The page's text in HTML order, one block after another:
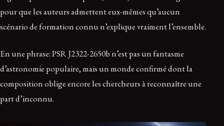
pour que les auteurs admettent eux-mêmes qu’aucun
scénario de formation connu n’explique vraiment l’ensemble.
En une phrase: PSR J2322-2650b n’est pas un fantasme
d’astronomie populaire, mais un monde confirmé dont la
composition oblige encore les chercheurs à reconnaître une
part d’inconnu.